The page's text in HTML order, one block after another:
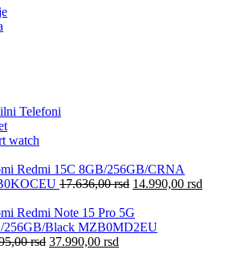
Telefoni
watch
Redmi 15C 8GB/256GB/CRNA
17.636,00rsd 14.990,00 rsd
Redmi Note 15 Pro 5G
256GB/Black MZB0MD2EU
rsd 37.990,00 rsd